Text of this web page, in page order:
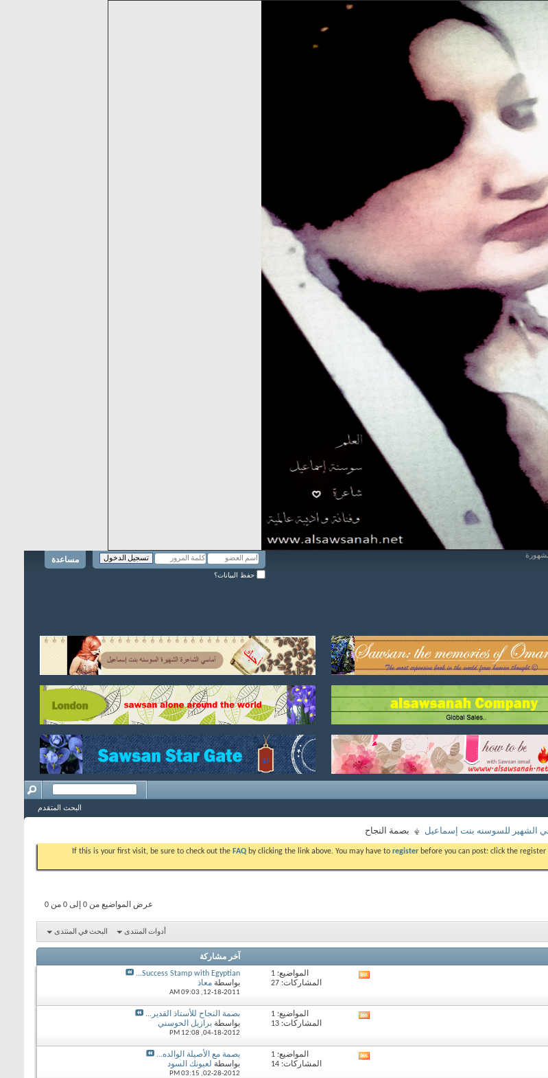
مساعدة
حفظ البيانات؟
البحث المتقدم
الشهير للسوسنه بنت إسماعيل بصمة النجاح
If this is your first visit, be sure to check out the FAQ by clicking the link above. You may have to register before you can post: click the
عرض المواضيع من 0 إلى 0 من 0
أدوات المنتدى البحث في المنتدى
آخر مشاركة
المنتدى
المواضيع: 1
المشاركات: 27
Success Stamp with Egyptian...
بواسطة معاذ
12-18-2011,
09:03 AM
المنتدى
المواضيع: 1
المشاركات: 13
بصمة النجاح للأستاذ القدير...
بواسطة برازيل الحوسني
04-18-2012,
12:08 PM
المواضيع: 1
المشاركات: 14
بصمة مع الأصيلة الوالده...
بواسطة لعيونك السود
02-28-2012,
03:15 PM